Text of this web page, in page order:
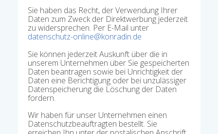
Sie haben das Recht, der Verwendung Ihrer
Daten zum Zweck der Direktwerbung jederzeit
zu widersprechen. Per E-Mail unter
datenschutz-online@konradin.de
Sie können jederzeit Auskunft über die in
unserem Unternehmen über Sie gespeicherten
Daten beantragen sowie bei Unrichtigkeit der
Daten eine Berichtigung oder bei unzulässiger
Datenspeicherung die Löschung der Daten
fordern.
Wir haben für unser Unternehmen einen
Datenschutzbeauftragten bestellt. Sie